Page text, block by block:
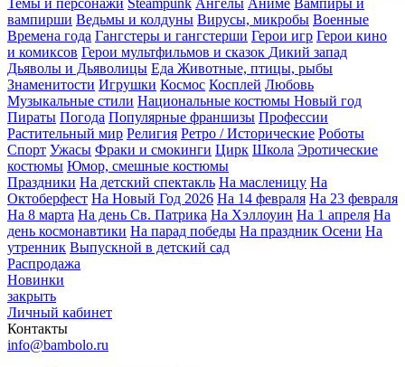
Темы и персонажи Steampunk Ангелы Аниме Вампиры и
вампирши Ведьмы и колдуны Вирусы, микробы Военные
Времена года Гангстеры и гангстерши Герои игр Герои кино
и комиксов Герои мультфильмов и сказок Дикий запад
Дьяволы и Дьяволицы Еда Животные, птицы, рыбы
Знаменитости Игрушки Космос Косплей Любовь
Музыкальные стили Национальные костюмы Новый год
Пираты Погода Популярные франшизы Профессии
Растительный мир Религия Ретро / Исторические Роботы
Спорт Ужасы Фраки и смокинги Цирк Школа Эротические
костюмы Юмор, смешные костюмы
Праздники На детский спектакль На масленицу На
Октоберфест На Новый Год 2026 На 14 февраля На 23 февраля
На 8 марта На день Св. Патрика На Хэллоуин На 1 апреля На
день космонавтики На парад победы На праздник Осени На
утренник Выпускной в детский сад
Распродажа
Новинки
закрыть
Личный кабинет
Контакты
info@bambolo.ru